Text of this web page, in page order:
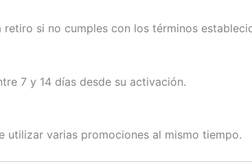
si no cumples con los términos
7 y 14 días desde su activación.
utilizar varias promociones al mismo tiempo.